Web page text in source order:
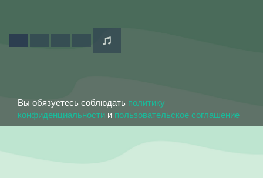
Вы обязуетесь соблюдать политику
конфиденциальности и пользовательское соглашение